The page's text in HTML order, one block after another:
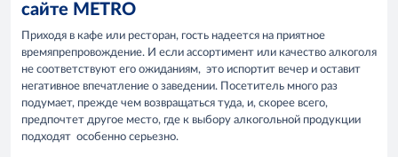
сайте METRO
Приходя в кафе или ресторан, гость надеется на приятное
времяпрепровождение. И если ассортимент или качество алкоголя
не соответствуют его ожиданиям, это испортит вечер и оставит
негативное впечатление о заведении. Посетитель много раз
подумает, прежде чем возвращаться туда, и, скорее всего,
предпочтет другое место, где к выбору алкогольной продукции
подходят особенно серьезно.